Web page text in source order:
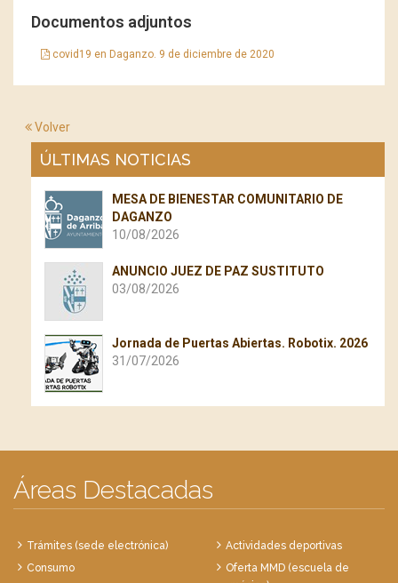
Documentos adjuntos
covid19 en Daganzo. 9 de diciembre de 2020
Volver
ÚLTIMAS NOTICIAS
MESA DE BIENESTAR COMUNITARIO DE
DAGANZO
10/08/2026
ANUNCIO JUEZ DE PAZ SUSTITUTO
03/08/2026
Jornada de Puertas Abiertas. Robotix. 2026
31/07/2026
Áreas Destacadas
Trámites (sede electrónica)
Consumo
Actividades deportivas
Oferta MMD (escuela de